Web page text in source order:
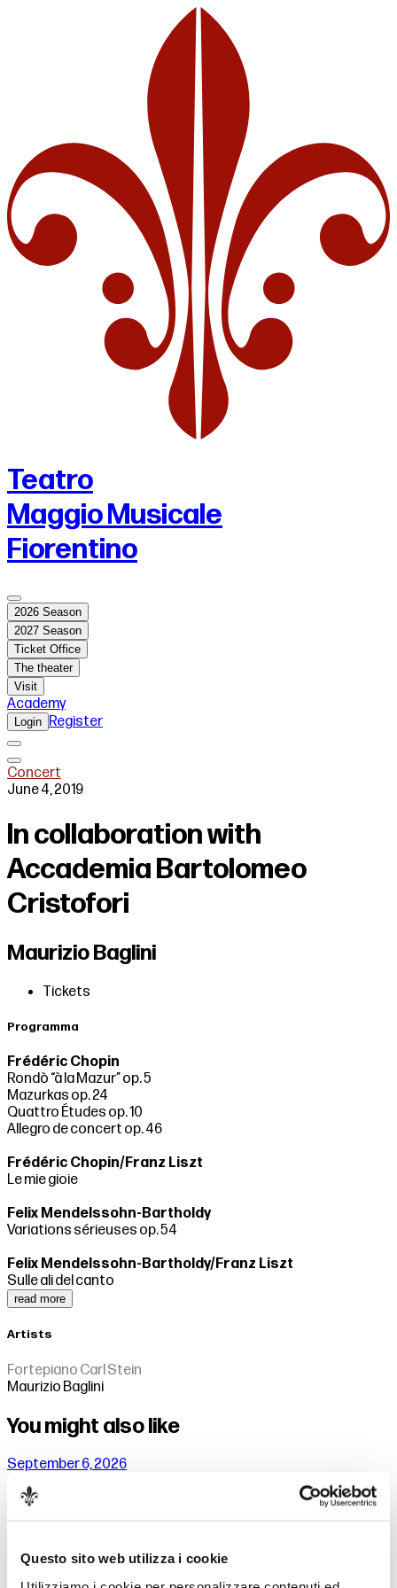
Questo sito web utilizza i cookie
Teatro
Maggio Musicale
Fiorentino
2026 Season
2027 Season
Ticket Office
The theater
Visit
Academy
Login Register
Concert
June 4, 2019
In collaboration with
Accademia Bartolomeo
Cristofori
Maurizio Baglini
Tickets
Programma
Frédéric Chopin
Rondò “à la Mazur” op. 5
Mazurkas op. 24
Quattro Études op. 10
Allegro de concert op. 46
Frédéric Chopin/Franz Liszt
Le mie gioie
Felix Mendelssohn-Bartholdy
Variations sérieuses op. 54
Felix Mendelssohn-Bartholdy/Franz Liszt
Sulle ali del canto
read more
Artists
Fortepiano Carl Stein
Maurizio Baglini
You might also like
September 6, 2026
Professors of the Maggio Orchestra
Prokof’ev - Peter and the Wolf